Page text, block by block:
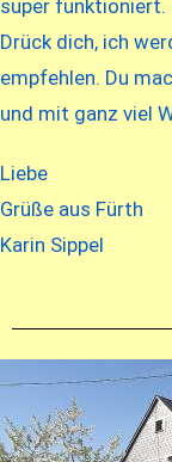
super funktioniert.
Drück dich, ich
empfehlen. Du
und mit ganz viel
Liebe
Grüße aus Fürth
Karin Sippel